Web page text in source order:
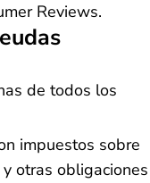
Reviews.
de todos los
impuestos sobre
otras obligaciones